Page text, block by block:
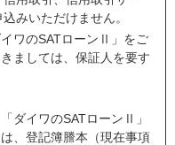
みいただけません。
ワのSATローンⅡ」をご
ましては、保証人を要す
ダイワのSATローンⅡ」
、登記簿謄本（現在事項